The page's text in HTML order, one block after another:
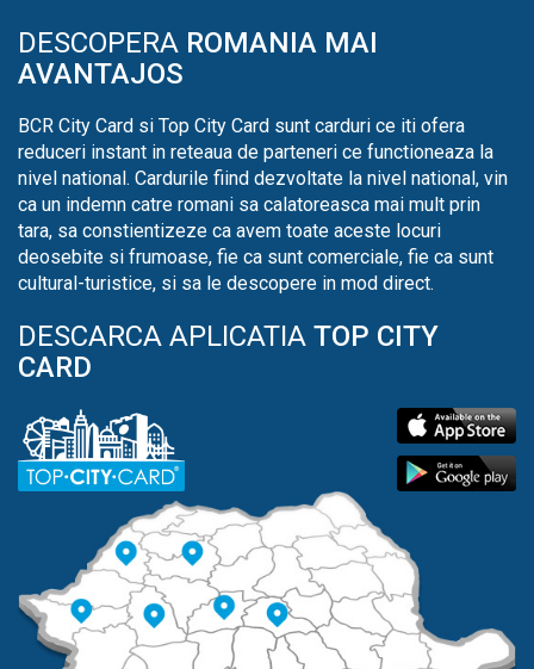
DESCOPERA ROMANIA MAI
AVANTAJOS
BCR City Card si Top City Card sunt carduri ce iti ofera
reduceri instant in reteaua de parteneri ce functioneaza la
nivel national. Cardurile fiind dezvoltate la nivel national, vin
ca un indemn catre romani sa calatoreasca mai mult prin
tara, sa constientizeze ca avem toate aceste locuri
deosebite si frumoase, fie ca sunt comerciale, fie ca sunt
cultural-turistice, si sa le descopere in mod direct.
DESCARCA APLICATIA TOP CITY
CARD